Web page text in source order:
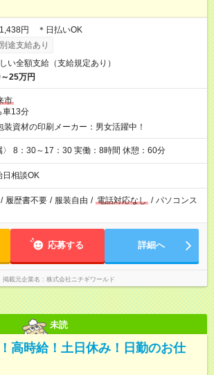
円 ＊日払いOK
途支給あり
い全額支給（支給規定あり）
25万円
市
車13分
装資材の印刷メーカー：男女活躍中！
〉 8：30～17：30 実働：8時間 休憩：60分
相談OK
/ 履歴書不要 / 服装自由 / 電話対応なし / パソコンス
応募する 詳細へ
掲載元企業名 株式会社ニチギワールド
未読
高時給！土日休み！日勤のお仕